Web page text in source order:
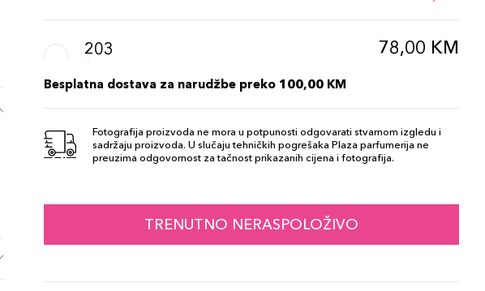
203 78,00 KM
Šifra artikla 730852157156 +8 PLAZA cvjetića
Besplatna dostava za narudžbe preko 100,00 KM
Fotografija proizvoda ne mora u potpunosti odgovarati stvarnom izgledu i
sadržaju proizvoda. U slučaju tehničkih pogrešaka Plaza parfumerija ne
preuzima odgovornost za tačnost prikazanih cijena i fotografija.
TRENUTNO NERASPOLOŽIVO